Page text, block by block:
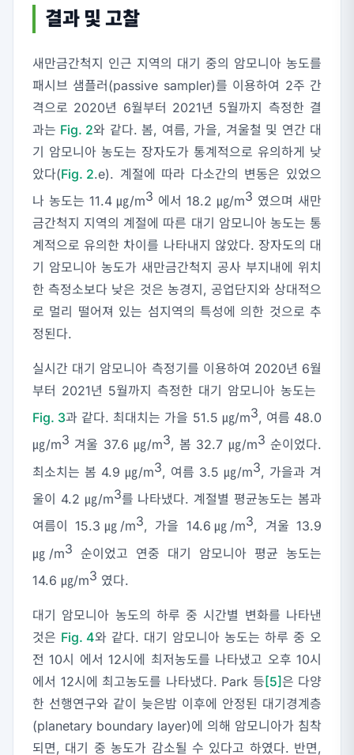
결과 및 고찰
새만금간척지 인근 지역의 대기 중의 암모니아 농도를
패시브 샘플러(passive sampler)를 이용하여 2주 간
격으로 2020년 6월부터 2021년 5월까지 측정한 결
과는 Fig. 2와 같다. 봄, 여름, 가을, 겨울철 및 연간 대
기 암모니아 농도는 장자도가 통계적으로 유의하게 낮
았다(Fig. 2.e). 계절에 따라 다소간의 변동은 있었으
나 농도는 11.4 ㎍/m3 에서 18.2 ㎍/m3 였으며 새만
금간척지 지역의 계절에 따른 대기 암모니아 농도는 통
계적으로 유의한 차이를 나타내지 않았다. 장자도의 대
기 암모니아 농도가 새만금간척지 공사 부지내에 위치
한 측정소보다 낮은 것은 농경지, 공업단지와 상대적으
로 멀리 떨어져 있는 섬지역의 특성에 의한 것으로 추
정된다.
실시간 대기 암모니아 측정기를 이용하여 2020년 6월
부터 2021년 5월까지 측정한 대기 암모니아 농도는
Fig. 3과 같다. 최대치는 가을 51.5 ㎍/m3, 여름 48.0
㎍/m3 겨울 37.6 ㎍/m3, 봄 32.7 ㎍/m3 순이었다.
최소치는 봄 4.9 ㎍/m3, 여름 3.5 ㎍/m3, 가을과 겨
울이 4.2 ㎍/m3를 나타냈다. 계절별 평균농도는 봄과
여름이 15.3㎍/m3, 가을 14.6㎍/m3, 겨울 13.9
㎍/m3 순이었고 연중 대기 암모니아 평균 농도는
14.6 ㎍/m3 였다.
대기 암모니아 농도의 하루 중 시간별 변화를 나타낸
것은 Fig. 4와 같다. 대기 암모니아 농도는 하루 중 오
전 10시 에서 12시에 최저농도를 나타냈고 오후 10시
에서 12시에 최고농도를 나타냈다. Park 등 [5] 은 다양
한 선행연구와 같이 늦은밤 이후에 안정된 대기경계층
(planetary boundary layer)에 의해 암모니아가 침착
되면, 대기 중 농도가 감소될 수 있다고 하였다. 반면,